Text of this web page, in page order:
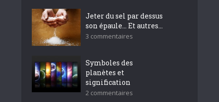
Jeter du sel par dessus
son épaule… Et autres...
3 commentaires
Symboles des
planètes et
signification
2 commentaires